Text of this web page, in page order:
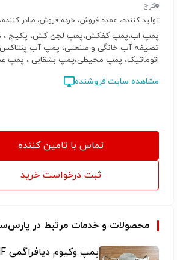
کرج
تولید کننده، عمده فروش، خرده فروش، صادر
پمپ اب،پمپ کفکش،پمپ لجن
تصیفه آب خانگی و صنعتی، پمپ آب
اتوماتیک، پمپ محیطی،پمپ بشقابی ، پمپ
اسپیلت،پکیج شوفاژ دیواری،رادیاتور پانلی،
مشاهده سایت فروشنده
تماس با تامین کننده
ثبت درخواست خرید
محصولات و خدمات مرتبط در
پمپ وکیوم دیافراگمی KNF